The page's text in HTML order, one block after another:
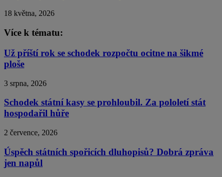
18 května, 2026
Více k tématu:
Už příští rok se schodek rozpočtu ocitne na šikmé
ploše
3 srpna, 2026
Schodek státní kasy se prohloubil. Za pololetí stát
hospodařil hůře
2 července, 2026
Úspěch státních spořicích dluhopisů? Dobrá zpráva
jen napůl